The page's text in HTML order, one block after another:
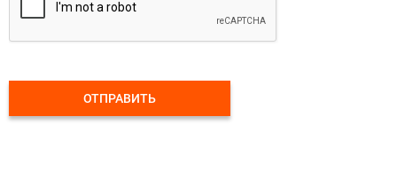
ОТПРАВИТЬ